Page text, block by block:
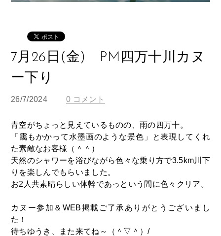
7月26日(金) PM四万十川カヌ
ー下り
26/7/2024 0 コメント
青空がちょっと見えているものの、雨の四万十。
「靄もかかって水墨画のような景色」と表現してくれ
た素敵なお客様（＾＾）
天然のシャワーを浴びながら色々な乗り方で3.5km川下
りを楽しんでもらいました。
お2人共素晴らしい体幹であっという間に色々クリア。
カヌー参加＆WEB掲載ご了承ありがとうございまし
た！
待ちゆうき、また来てね～（＾▽＾）/